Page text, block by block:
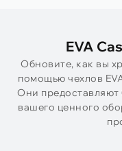
EVA
Обновите, как вы
помощью чехлов
Они
вашего ценного